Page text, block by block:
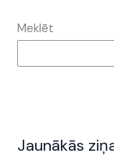
Meklēt
Jaunākās